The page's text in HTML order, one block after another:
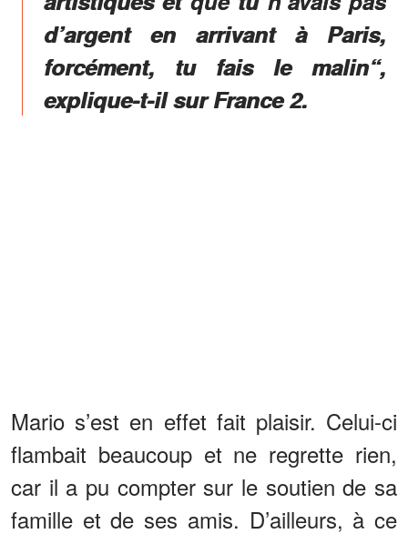
d’argent en arrivant à Paris,
forcément, tu fais le malin“,
explique-t-il sur France 2.
Mario s’est en effet fait plaisir. Celui-ci
flambait beaucoup et ne regrette rien,
car il a pu compter sur le soutien de sa
famille et de ses amis. D’ailleurs, à ce